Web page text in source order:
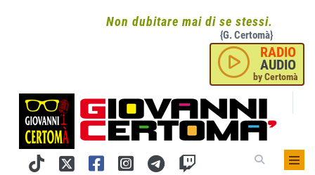
Non dubitare mai di se stessi.
{G. Certomà}
RADIO
AUDIO
by Certomà